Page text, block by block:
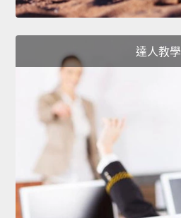
達人教學